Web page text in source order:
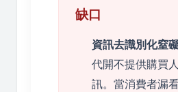
缺口
資訊去識別化窒
代開不提供購買
訊。當消費者漏